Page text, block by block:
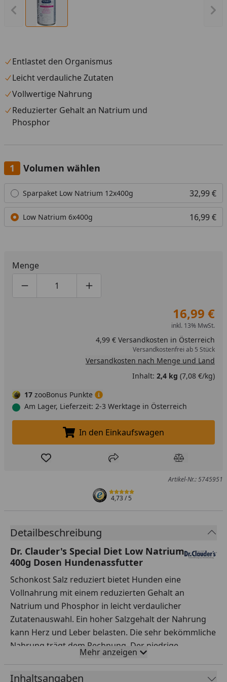
Vorheriges Bild anzeigen
Entlastet den Organismus
Leicht verdauliche Zutaten
Vollwertige Nahrung
Reduzierter Gehalt an Natrium und
Phosphor
Volumen wählen
Alle anzeigen (2)
Sparpaket Low Natrium 12x400g 32,99 €
Low Natrium 6x400g 16,99 €
Menge
Produktmenge um eins verringern
Produktmenge manuell eingeben
Produktmenge um eins erhöhen
16,99 €
inkl. 13% MwSt.
4,99 € Versandkosten in Österreich
Versandkostenfrei ab 5 Stück
Versandkosten nach Menge und Land
Inhalt: 2,4 kg (7,08 €/kg)
17 zooBonus Punkte
Am Lager, Lieferzeit: 2-3 Werktage in Österreich
In den Einkaufswagen legen
In den Einkaufswagen
Produkt zur Wunschliste hinzufügen
Teilen Produkt
Artikel-Nr.: 5745951
4,73/ 5
Detailbeschreibung
Dr. Clauder's Special Diet Low Natrium
400g Dosen Hundenassfutter
Schonkost Salz reduziert bietet Hunden eine
Vollnahrung mit einem reduzierten Gehalt an
Natrium und Phosphor in leicht verdaulicher
Zutatenauswahl. Ein hoher Salzgehalt der Nahrung
kann Herz und Leber belasten. Die sehr bekömmliche
Nahrung trägt dem Rechnung. Der niedrige
Proteingehalt unterstützt diesen Effekt. Hunde mit
akuten Beschwerden sollten dem Tierarzt vorgestellt
Mehr anzeigen
Inhaltsangaben